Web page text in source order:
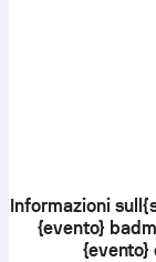
Informazioni
{evento}
{evento}